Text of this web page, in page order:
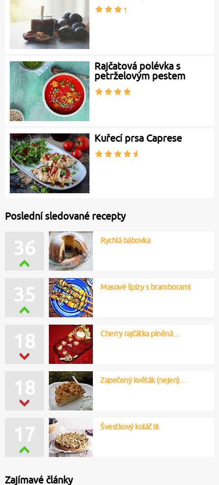
Rajčatová polévka s
petrželovým pestem
Kuřecí prsa Caprese
Poslední sledované recepty
35 Masové špízy s bramborami
36 Rychlá bábovka
18 Cherry rajčátka plněná…
18 Zapečený květák (nejen)…
17 Švestkový koláč III.
Zajímavé články